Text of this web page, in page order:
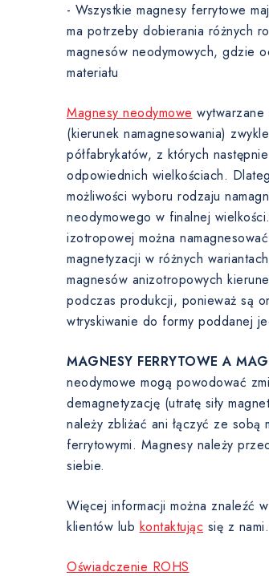
- Wszystkie magnesy ferrytowe
ma potrzeby dobierania różnych
magnesów neodymowych, gdzie
materiału
Magnesy neodymowe
(kierunek namagnesowania)
półfabrykatów, z których
odpowiednich wielkościach.
możliwości wyboru rodzaju
neodymowego w finalnej
izotropowej można
magnetyzacji w różnych
magnesów anizotropowych
podczas produkcji, ponieważ są
wtryskiwanie do formy poddanej
MAGNESY FERRYTOWE A
neodymowe mogą powodować
demagnetyzację (utratę siły
należy zbliżać ani łączyć ze sobą
ferrytowymi. Magnesy należy
siebie.
Więcej informacji można znaleźć
klientów lub kontaktując się z nami.
Oświadczenie ROHS